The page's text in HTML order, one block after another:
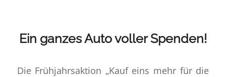
Ein ganzes Auto voller Spenden!
Die Frühjahrsaktion „Kauf eins mehr für die